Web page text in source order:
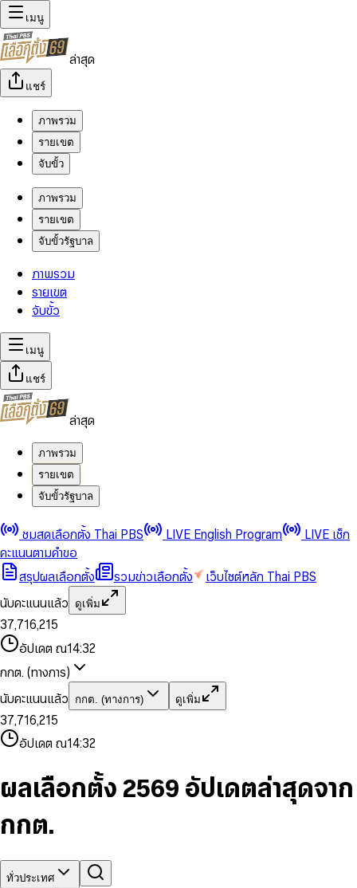
เมนู
ล่าสุด
แชร์
ภาพรวม
รายเขต
จับขั้ว
ภาพรวม
รายเขต
จับขั้วรัฐบาล
ภาพรวม
รายเขต
จับขั้ว
เมนู
แชร์
ล่าสุด
ภาพรวม
รายเขต
จับขั้วรัฐบาล
ชมสดเลือกตั้ง Thai PBS LIVE English Program
LIVE เช็ก
คะแนนตามคำขอ
สรุปผลเลือกตั้ง
รวมข่าวเลือกตั้ง
เว็บไซต์หลัก Thai PBS
นับคะแนนแล้ว
ดูเพิ่ม
0
1
2
3
4
5
6
8
9
0
1
2
3
4
5
6
7
8
9
,
0
1
2
4
6
7
8
9
0
1
2
3
4
5
6
7
8
9
0
1
3
5
6
7
8
9
,
1
2
4
5
7
8
9
0
1
3
4
6
7
8
9
0
2
3
4
5
7
8
อัปเดต ณ14:32
กกต. (ทางการ)
นับคะแนนแล้ว
กกต. (ทางการ) ดูเพิ่ม
0
1
2
3
4
5
7
8
0
1
2
4
5
6
7
8
9
,
0
1
2
4
6
7
8
9
0
1
2
3
5
6
8
9
0
1
3
5
6
7
8
,
1
2
4
6
7
9
0
1
3
5
6
8
9
0
2
3
4
5
7
9
อัปเดต ณ14:32
ผลเลือกตั้ง 2569 อัปเดตล่าสุดจาก
กกต.
ทั่วประเทศ